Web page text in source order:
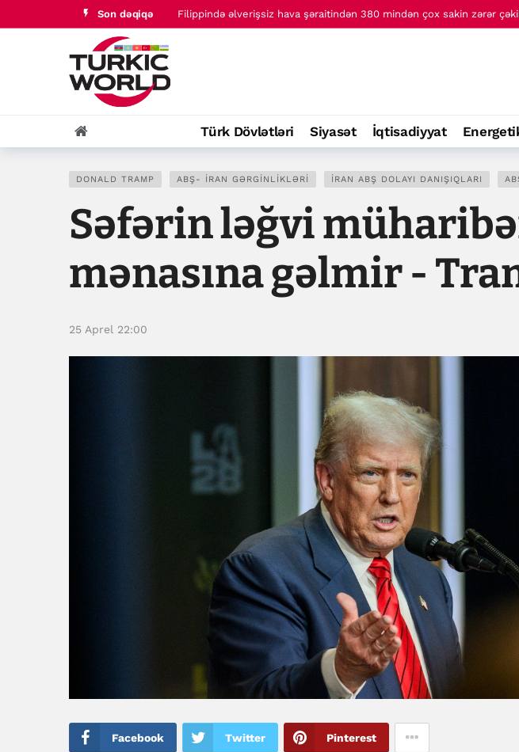
Son dəqiqə Filippində əlverişsiz hava şəraitindən 380 mindən çox sakin zərər
Türk Dövlətləri Siyasət İqtisadiyyat
DONALD TRAMP ABŞ- İRAN GƏRGINLIKLƏRI İRAN ABŞ DOLAYI DANIŞIQLARI
Səfərin ləğvi
mənasına gəlmir -
25 Aprel 22:00
Facebook Twitter Pinterest